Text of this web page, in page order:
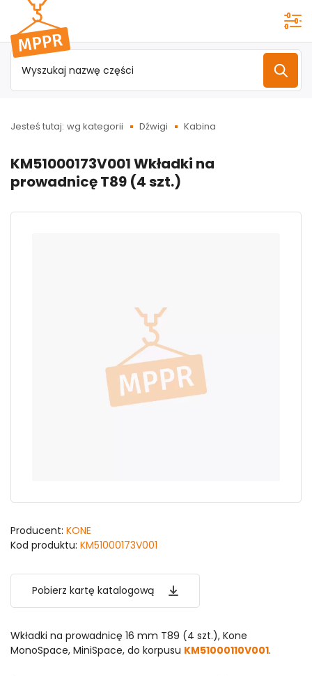
Przejdź do
menu
głównego
Jesteś tutaj: wg kategorii Dźwigi Kabina
KM51000173V001 Wkładki na
prowadnicę T89 (4 szt.)
Producent: KONE
Kod produktu: KM51000173V001
Pobierz kartę katalogową
Wkładki na prowadnicę 16 mm T89 (4 szt.), Kone
MonoSpace, MiniSpace, do korpusu KM51000110V001.